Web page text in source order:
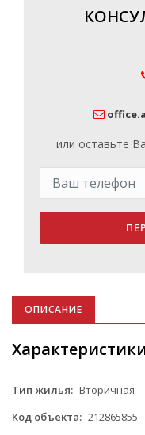
или оставьте
ОПИСАНИЕ
Тип жилья: Вторичная
Код объекта: 212865855